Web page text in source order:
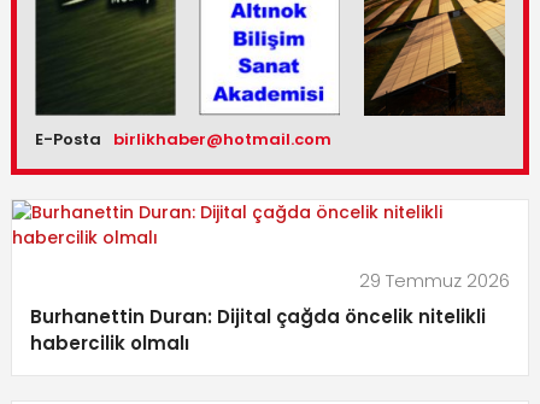
E-Posta birlikhaber@hotmail.com
29 Temmuz 2026
Burhanettin Duran: Dijital çağda öncelik nitelikli
habercilik olmalı